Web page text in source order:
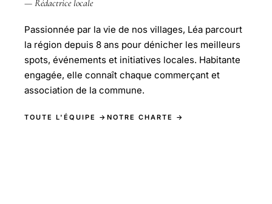
— Rédactrice locale
Passionnée par la vie de nos villages, Léa parcourt
la région depuis 8 ans pour dénicher les meilleurs
spots, événements et initiatives locales. Habitante
engagée, elle connaît chaque commerçant et
association de la commune.
TOUTE L'ÉQUIPE → NOTRE CHARTE →